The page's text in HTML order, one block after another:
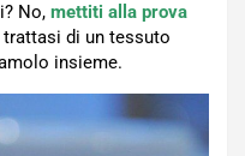
No, mettiti alla prova
di un tessuto
insieme.